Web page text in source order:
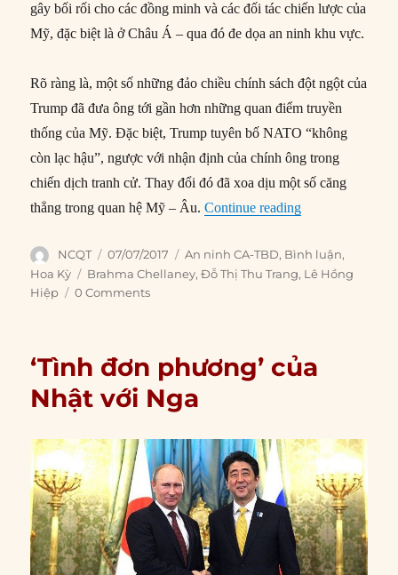
gây bối rối cho các đồng minh và các đối tác chiến lược của
Mỹ, đặc biệt là ở Châu Á – qua đó đe dọa an ninh khu vực.
Rõ ràng là, một số những đảo chiều chính sách đột ngột của
Trump đã đưa ông tới gần hơn những quan điểm truyền
thống của Mỹ. Đặc biệt, Trump tuyên bố NATO “không
còn lạc hậu”, ngược với nhận định của chính ông trong
chiến dịch tranh cử. Thay đổi đó đã xoa dịu một số căng
thẳng trong quan hệ Mỹ – Âu.Continue reading“Rủi ro đối với
Author
NCQT
Posted
on
07/07/2017 Categories
An ninh CA-TBD, Bình luận,
Hoa Kỳ
Tags
Brahma Chellaney,Đỗ Thị Thu Trang, Lê Hồng
Hiệp
0 Comments
‘Tình đơn phương’ của
Nhật với Nga